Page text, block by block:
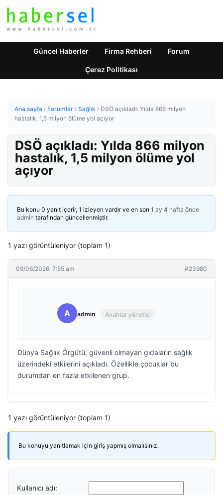
Güncel Haberler Firma Rehberi Forum
Çerez Politikası
Ana sayfa › Forumlar › Sağlık › DSÖ açıkladı: Yılda 866 milyon
hastalık, 1,5 milyon ölüme yol açıyor
DSÖ açıkladı: Yılda 866 milyon
hastalık, 1,5 milyon ölüme yol
açıyor
Bu konu 0 yanıt içerir, 1 izleyen vardır ve en son 1 ay 4 hafta önce
admin tarafından güncellenmiştir.
1 yazı görüntüleniyor (toplam 1)
09/06/2026: 7:55 am #23980
A admin Anahtar yönetici
Dünya Sağlık Örgütü, güvenli olmayan gıdaların sağlık
üzerindeki etkilerini açıkladı. Özellikle çocuklar bu
durumdan en fazla etkilenen grup.
1 yazı görüntüleniyor (toplam 1)
Bu konuyu yanıtlamak için giriş yapmış olmalısınız.
Kullanıcı adı: